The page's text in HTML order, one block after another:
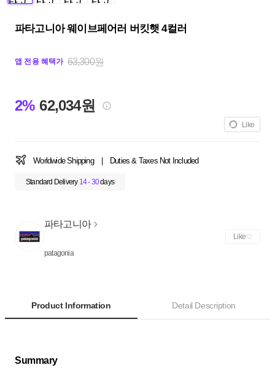
파타고니아 웨이브페어러 버킷햇 4컬러
앱 전용 혜택가 63,300원
2% 62,034원
Like
Worldwide Shipping Duties & Taxes Not Included
Standard Delivery 14 - 30days
파타고니아
patagonia
Like
Product Information Detail Description
Summary